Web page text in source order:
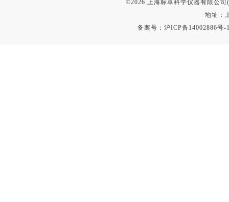
©2026 上海标卓科学仪器有限公
地址：
备案号：沪ICP备14002886号-